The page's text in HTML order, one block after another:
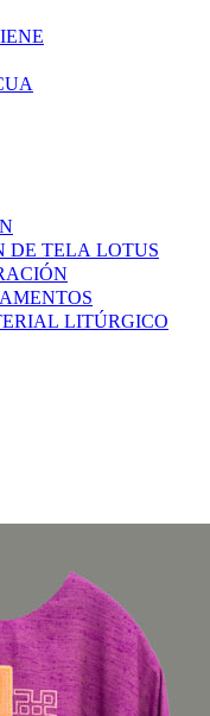
DE TELA LOTUS
LITÚRGICO